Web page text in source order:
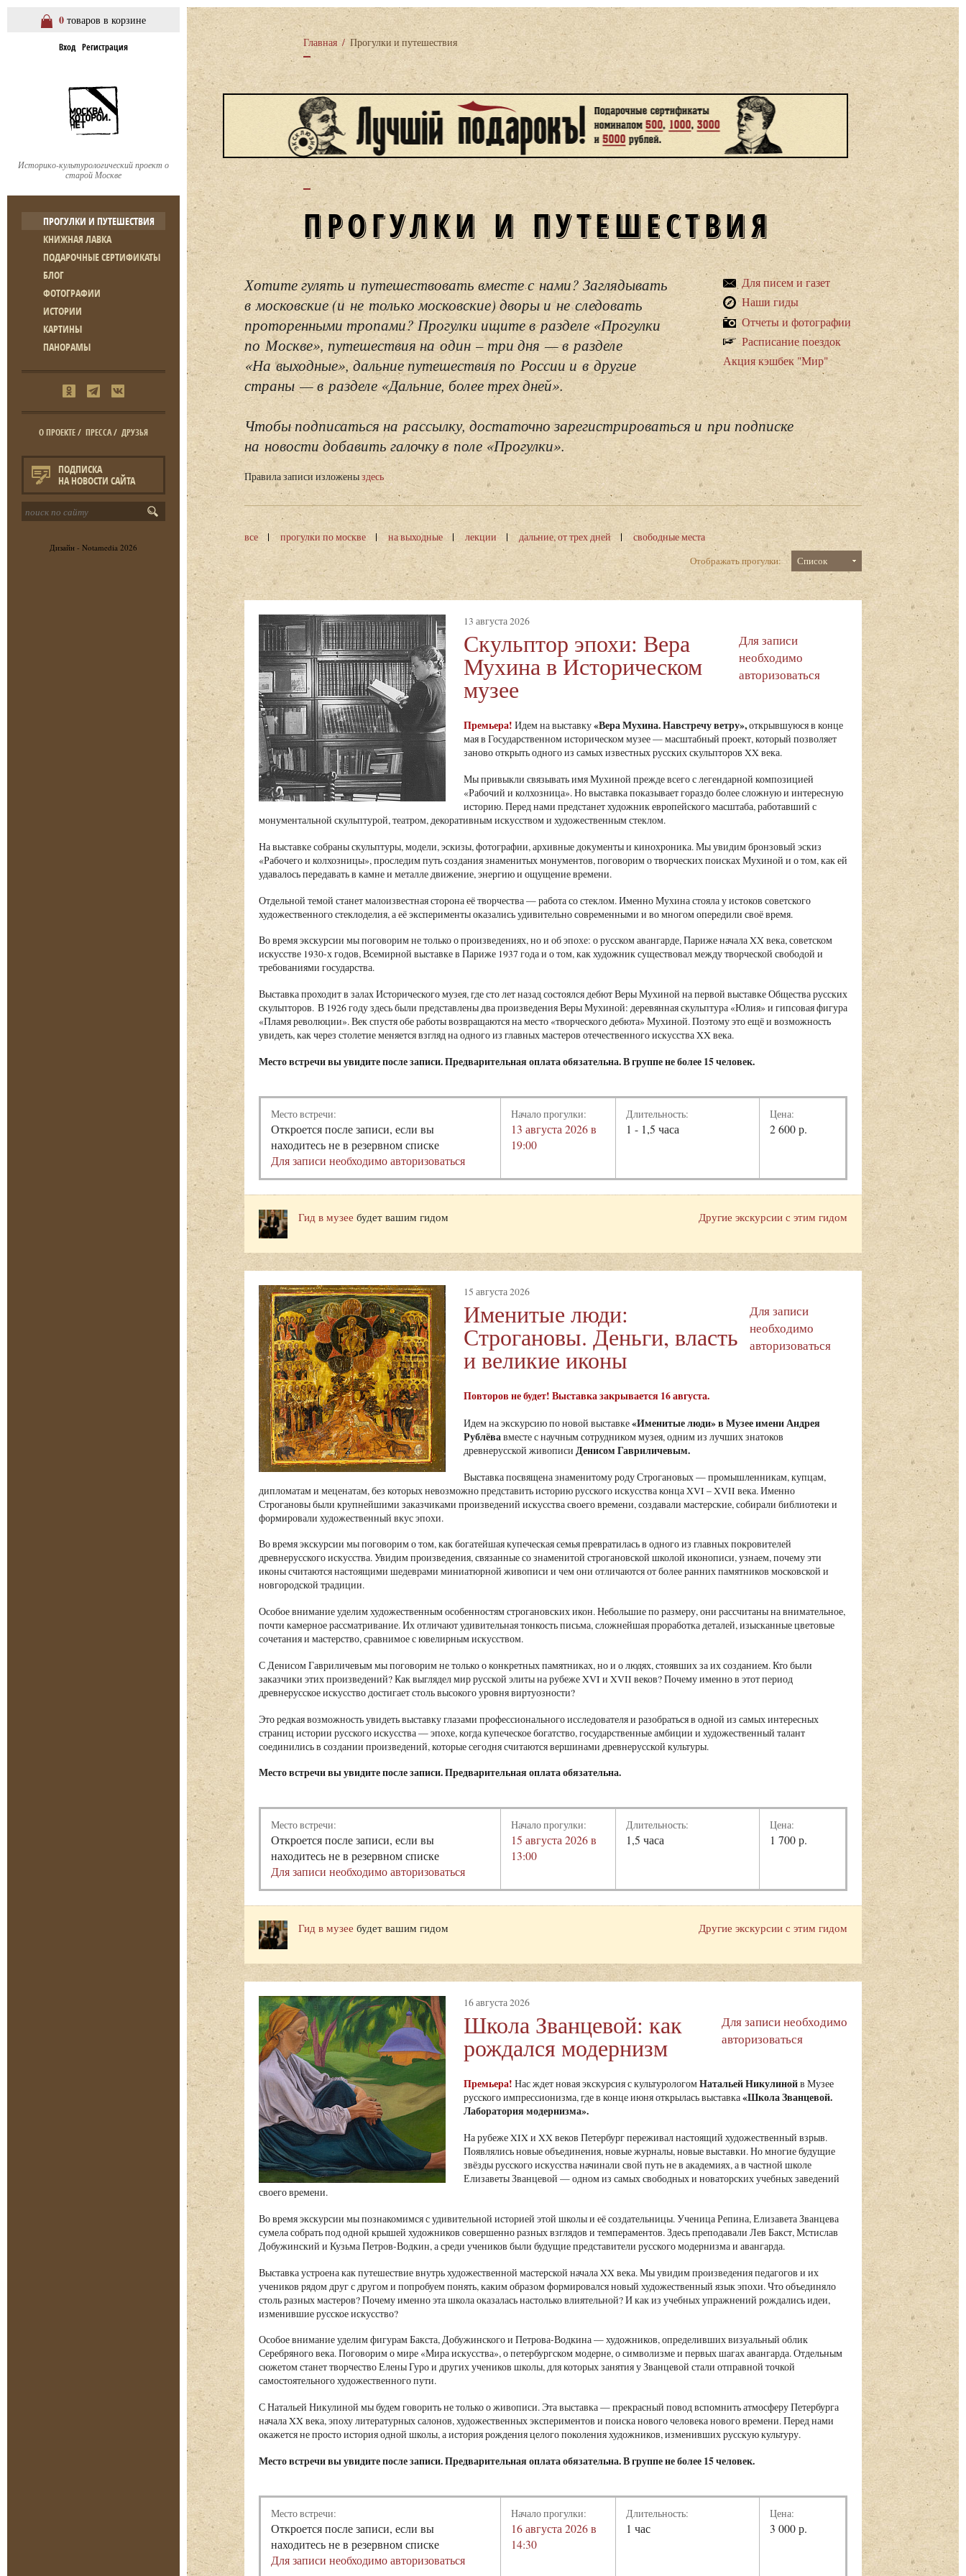
0 товаров в корзине
Вход Регистрация
Историко-культурологический проект о
старой Москве
ПРОГУЛКИ И ПУТЕШЕСТВИЯ
КНИЖНАЯ ЛАВКА
ПОДАРОЧНЫЕ СЕРТИФИКАТЫ
БЛОГ
ФОТОГРАФИИ
ИСТОРИИ
КАРТИНЫ
ПАНОРАМЫ
О ПРОЕКТЕ/ ПРЕССА/ ДРУЗЬЯ
ПОДПИСКА
НА НОВОСТИ САЙТА
Дизайн - Notamedia 2026
Главная / Прогулки и путешествия
ПРОГУЛКИ И ПУТЕШЕСТВИЯ
Для писем и газет
Наши гиды
Отчеты и фотографии
Расписание поездок
Акция кэшбек "Мир"
Хотите гулять и путешествовать вместе с нами? Заглядывать
в московские (и не только московские) дворы и не следовать
проторенными тропами? Прогулки ищите в разделе «Прогулки
по Москве», путешествия на один – три дня — в разделе
«На выходные», дальние путешествия по России и в другие
страны — в разделе «Дальние, более трех дней».
Чтобы подписаться на рассылку, достаточно зарегистрироваться и при подписке
на новости добавить галочку в поле «Прогулки».
Правила записи изложеныздесь
все прогулки по москве на выходные лекции дальние, от трех дней
свободные места
Отображать прогулки:
Список
13 августа 2026
Скульптор эпохи: Вера
Мухина в Историческом
музее
Для записи
необходимо
авторизоваться
Премьера! Идем на выставку«Вера Мухина. Навстречу ветру»,открывшуюся в конце
мая в Государственном историческом музее — масштабный проект, который позволяет
заново открыть одного из самых известных русских скульпторов XX века.
Мы привыкли связывать имя Мухиной прежде всего с легендарной композицией
«Рабочий и колхозница». Но выставка показывает гораздо более сложную и интересную
историю. Перед нами предстанет художник европейского масштаба, работавший с
монументальной скульптурой, театром, декоративным искусством и художественным стеклом.
На выставке собраны скульптуры, модели, эскизы, фотографии, архивные документы и кинохроника. Мы увидим бронзовый эскиз
«Рабочего и колхозницы», проследим путь создания знаменитых монументов, поговорим о творческих поисках Мухиной и о том, как ей
удавалось передавать в камне и металле движение, энергию и ощущение времени.
Отдельной темой станет малоизвестная сторона её творчества — работа со стеклом. Именно Мухина стояла у истоков советского
художественного стеклоделия, а её эксперименты оказались удивительно современными и во многом опередили своё время.
Во время экскурсии мы поговорим не только о произведениях, но и об эпохе: о русском авангарде, Париже начала XX века, советском
искусстве 1930-х годов, Всемирной выставке в Париже 1937 года и о том, как художник существовал между творческой свободой и
требованиями государства.
Выставка проходит в залах Исторического музея, где сто лет назад состоялся дебют Веры Мухиной на первой выставке Общества русских
скульпторов. В 1926 году здесь были представлены два произведения Веры Мухиной: деревянная скульптура «Юлия» и гипсовая фигура
«Пламя революции». Век спустя обе работы возвращаются на место «творческого дебюта» Мухиной. Поэтому это ещё и возможность
увидеть, как через столетие меняется взгляд на одного из главных мастеров отечественного искусства XX века.
Место встречи вы увидите после записи. Предварительная оплата обязательна. В группе не более 15 человек.
Место встречи:
Откроется после записи, если вы
находитесь не в резервном списке
Для записи необходимо авторизоваться
Начало прогулки:
13 августа 2026 в
19:00
Длительность:
1 - 1,5 часа
Цена:
2 600 р.
Другие экскурсии с этим гидом
Гид в музее будет вашим гидом
15 августа 2026
Именитые люди:
Строгановы. Деньги, власть
и великие иконы
Для записи
необходимо
авторизоваться
Повторов не будет! Выставка закрывается 16 августа.
Идем на экскурсию по новой выставке«Именитые люди» в Музее имени Андрея
Рублёвавместе с научным сотрудником музея, одним из лучших знатоков
древнерусской живописи Денисом Гавриличевым.
Выставка посвящена знаменитому роду Строгановых — промышленникам, купцам,
дипломатам и меценатам, без которых невозможно представить историю русского искусства конца XVI – XVII века. Именно
Строгановы были крупнейшими заказчиками произведений искусства своего времени, создавали мастерские, собирали библиотеки и
формировали художественный вкус эпохи.
Во время экскурсии мы поговорим о том, как богатейшая купеческая семья превратилась в одного из главных покровителей
древнерусского искусства. Увидим произведения, связанные со знаменитой строгановской школой иконописи, узнаем, почему эти
иконы считаются настоящими шедеврами миниатюрной живописи и чем они отличаются от более ранних памятников московской и
новгородской традиции.
Особое внимание уделим художественным особенностям строгановских икон. Небольшие по размеру, они рассчитаны на внимательное,
почти камерное рассматривание. Их отличают удивительная тонкость письма, сложнейшая проработка деталей, изысканные цветовые
сочетания и мастерство, сравнимое с ювелирным искусством.
С Денисом Гавриличевым мы поговорим не только о конкретных памятниках, но и о людях, стоявших за их созданием. Кто были
заказчики этих произведений? Как выглядел мир русской элиты на рубеже XVI и XVII веков? Почему именно в этот период
древнерусское искусство достигает столь высокого уровня виртуозности?
Это редкая возможность увидеть выставку глазами профессионального исследователя и разобраться в одной из самых интересных
страниц истории русского искусства — эпохе, когда купеческое богатство, государственные амбиции и художественный талант
соединились в создании произведений, которые сегодня считаются вершинами древнерусской культуры.
Место встречи вы увидите после записи. Предварительная оплата обязательна.
Место встречи:
Откроется после записи, если вы
находитесь не в резервном списке
Для записи необходимо авторизоваться
Начало прогулки:
15 августа 2026 в
13:00
Длительность:
1,5 часа
Цена:
1 700 р.
Другие экскурсии с этим гидом
Гид в музее будет вашим гидом
16 августа 2026
Школа Званцевой: как
рождался модернизм
Для записи необходимо
авторизоваться
Премьера! Нас ждет новая экскурсия с культурологомНатальей Никулинойв Музее
русского импрессионизма, где в конце июня открылась выставка«Школа Званцевой.
Лаборатория модернизма».
На рубеже XIX и XX веков Петербург переживал настоящий художественный взрыв.
Появлялись новые объединения, новые журналы, новые выставки. Но многие будущие
звёзды русского искусства начинали свой путь не в академиях, а в частной школе
Елизаветы Званцевой — одном из самых свободных и новаторских учебных заведений
своего времени.
Во время экскурсии мы познакомимся с удивительной историей этой школы и её создательницы. Ученица Репина, Елизавета Званцева
сумела собрать под одной крышей художников совершенно разных взглядов и темпераментов. Здесь преподавали Лев Бакст, Мстислав
Добужинский и Кузьма Петров-Водкин, а среди учеников были будущие представители русского модернизма и авангарда.
Выставка устроена как путешествие внутрь художественной мастерской начала XX века. Мы увидим произведения педагогов и их
учеников рядом друг с другом и попробуем понять, каким образом формировался новый художественный язык эпохи. Что объединяло
столь разных мастеров? Почему именно эта школа оказалась настолько влиятельной? И как из учебных упражнений рождались идеи,
изменившие русское искусство?
Особое внимание уделим фигурам Бакста, Добужинского и Петрова-Водкина — художников, определивших визуальный облик
Серебряного века. Поговорим о мире «Мира искусства», о петербургском модерне, о символизме и первых шагах авангарда. Отдельным
сюжетом станет творчество Елены Гуро и других учеников школы, для которых занятия у Званцевой стали отправной точкой
самостоятельного художественного пути.
С Натальей Никулиной мы будем говорить не только о живописи. Эта выставка — прекрасный повод вспомнить атмосферу Петербурга
начала XX века, эпоху литературных салонов, художественных экспериментов и поиска нового человека нового времени. Перед нами
окажется не просто история одной школы, а история рождения целого поколения художников, изменивших русскую культуру.
Место встречи вы увидите после записи. Предварительная оплата обязательна. В группе не более 15 человек.
Место встречи:
Откроется после записи, если вы
находитесь не в резервном списке
Для записи необходимо авторизоваться
Начало прогулки:
16 августа 2026 в
14:30
Длительность:
1 час
Цена:
3 000 р.